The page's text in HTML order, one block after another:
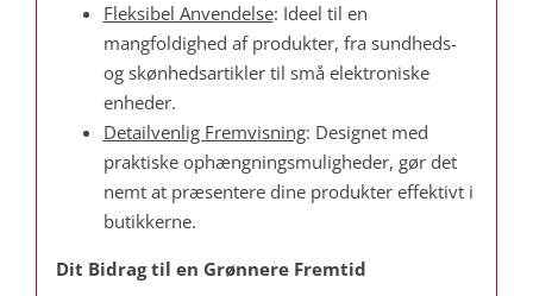
Fleksibel Anvendelse: Ideel til en
mangfoldighed af produkter, fra sundheds-
og skønhedsartikler til små elektroniske
enheder.
Detailvenlig Fremvisning: Designet med
praktiske ophængningsmuligheder, gør det
nemt at præsentere dine produkter effektivt i
butikkerne.
Dit Bidrag til en Grønnere Fremtid